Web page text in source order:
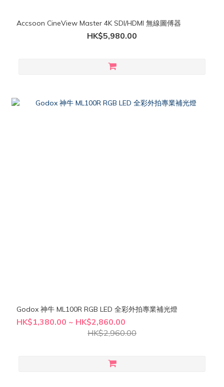
Accsoon CineView Master 4K SDI/HDMI 無線圖傅器
HK$5,980.00
Godox 神牛 ML100R RGB LED 全彩外拍專業補光燈
HK$1,380.00 ~ HK$2,860.00
HK$2,960.00